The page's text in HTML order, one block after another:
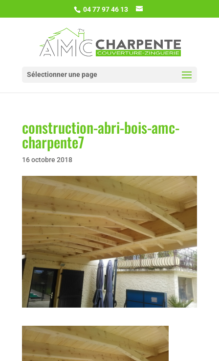
04 77 97 46 13
Sélectionner une page
construction-abri-bois-amc-
charpente7
16 octobre 2018